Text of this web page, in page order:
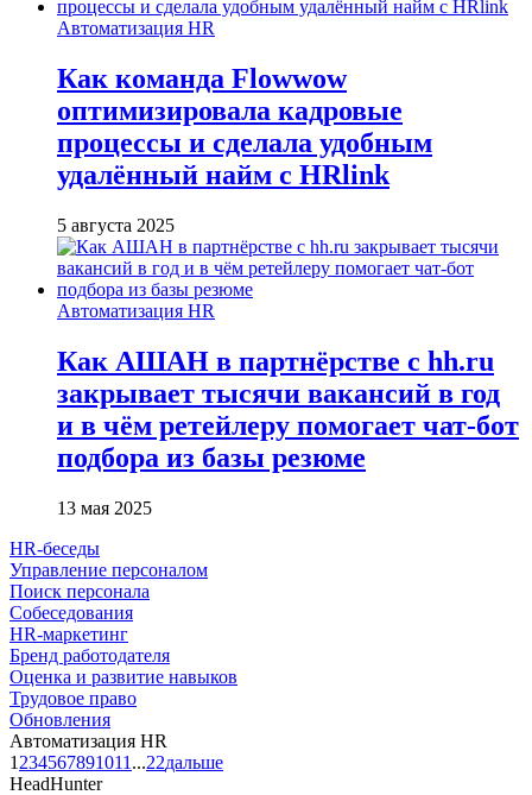
Автоматизация HR
Как команда Flowwow
оптимизировала кадровые
процессы и сделала удобным
удалённый найм с HRlink
5 августа 2025
Автоматизация HR
Как АШАН в партнёрстве с hh.ru
закрывает тысячи вакансий в год
и в чём ретейлеру помогает чат-бот
подбора из базы резюме
13 мая 2025
HR-беседы
Управление персоналом
Поиск персонала
Собеседования
HR-маркетинг
Бренд работодателя
Оценка и развитие навыков
Трудовое право
Обновления
Автоматизация HR
1 234567891011 ...22дальше
HeadHunter